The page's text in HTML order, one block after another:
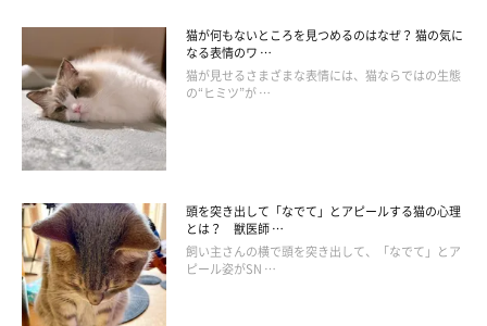
ねこ のきもち 投稿 写真 ギャラリー
寒い季節やエアコンで室温が下がっているときは、単純にあたた
かさを求めていることがあります。まずは深夜の室温や寝室の環
猫が何もないところを見つめるのはなぜ？ 猫の気に
なる表情のワ …
猫が見せるさまざまな表情には、猫ならではの生態
の“ヒミツ”が …
頭を突き出して「なでて」とアピールする猫の心理
とは？ 獣医師 …
飼い主さんの横で頭を突き出して、「なでて」とア
ピール姿がSN …